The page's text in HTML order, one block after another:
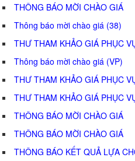
THÔNG BÁO MỜI CHÀO GIÁ
Thông báo mời chào giá (38)
THƯ THAM KHẢO GIÁ PHỤC
Thông báo mời chào giá (VP)
THƯ THAM KHẢO GIÁ PHỤC
THƯ THAM KHẢO GIÁ PHỤC
THÔNG BÁO MỜI CHÀO GIÁ
THÔNG BÁO MỜI CHÀO GIÁ
THÔNG BÁO KẾT QUẢ LỰA